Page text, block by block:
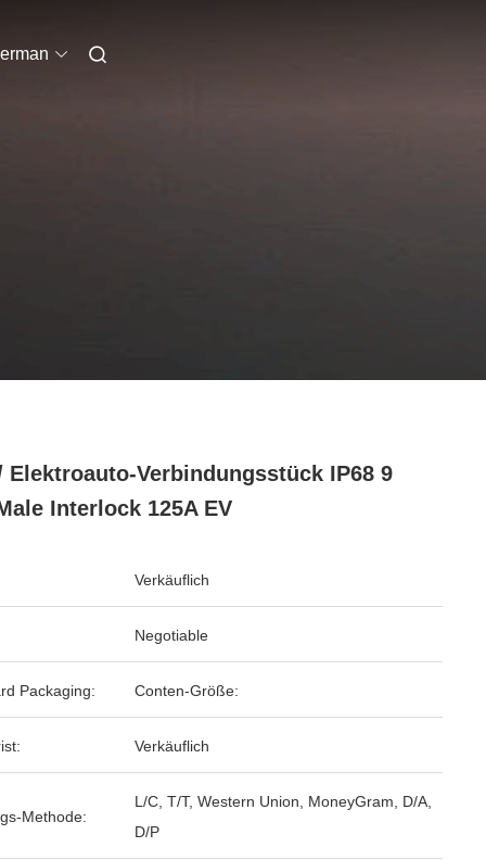
Elektroauto-Verbindungsstück IP68 9
Interlock 125A EV
Verkäuflich
Negotiable
Packaging: Conten-Größe:
Verkäuflich
Methode:
L/C, T/T, Western Union, MoneyGram, D/A,
D/P